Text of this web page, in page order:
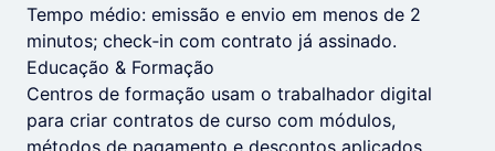
Tempo médio: emissão e envio em menos de 2
minutos; check‑in com contrato já assinado.
Educação & Formação
Centros de formação usam o trabalhador digital
para criar contratos de curso com módulos,
métodos de pagamento e descontos aplicados